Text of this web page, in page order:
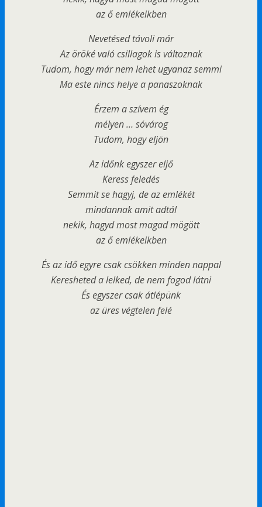
az ő emlékeikben
Nevetésed távoli már
Az öröké való csillagok is változnak
Tudom, hogy már nem lehet ugyanaz semmi
Ma este nincs helye a panaszoknak
Érzem a szívem ég
mélyen … sóvárog
Tudom, hogy eljön
Az időnk egyszer eljő
Keress feledés
Semmit se hagyj, de az emlékét
mindannak amit adtál
nekik, hagyd most magad mögött
az ő emlékeikben
És az idő egyre csak csökken minden nappal
Keresheted a lelked, de nem fogod látni
És egyszer csak átlépünk
az üres végtelen felé